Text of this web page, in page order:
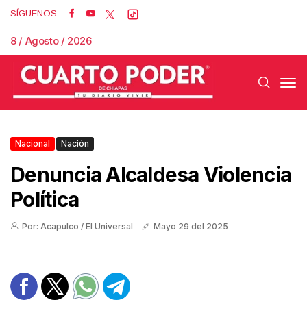
SÍGUENOS
8 / Agosto / 2026
Nacional Nación
Denuncia Alcaldesa Violencia
Política
Por: Acapulco / El Universal Mayo 29 del 2025